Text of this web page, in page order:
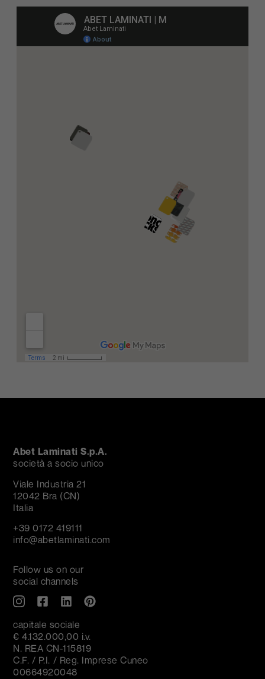
Abet Laminati S.p.A.
società a socio unico
Viale Industria 21
12042 Bra (CN)
Italia
+39 0172 419111
info@abetlaminati.com
Follow us on our
social channels
capitale sociale
€ 4.132.000,00 i.v.
N. REA CN-115819
C.F. / P.I. / Reg. Imprese Cuneo
00664920048